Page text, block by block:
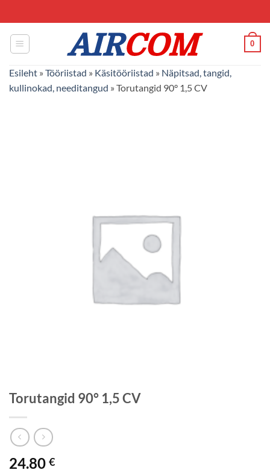
to
content
0
Esileht » Tööriistad » Käsitööriistad » Näpitsad, tangid,
kullinokad, needitangud » Torutangid 90° 1,5 CV
Torutangid 90° 1,5 CV
24.80 €